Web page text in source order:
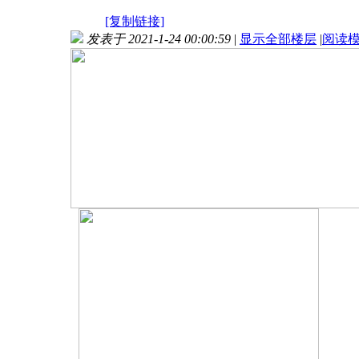
[复制链接]
发表于 2021-1-24 00:00:59 | 显示全部楼层 |阅读